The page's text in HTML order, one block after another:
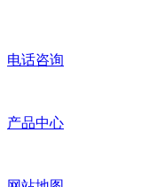
电话咨询
产品中心